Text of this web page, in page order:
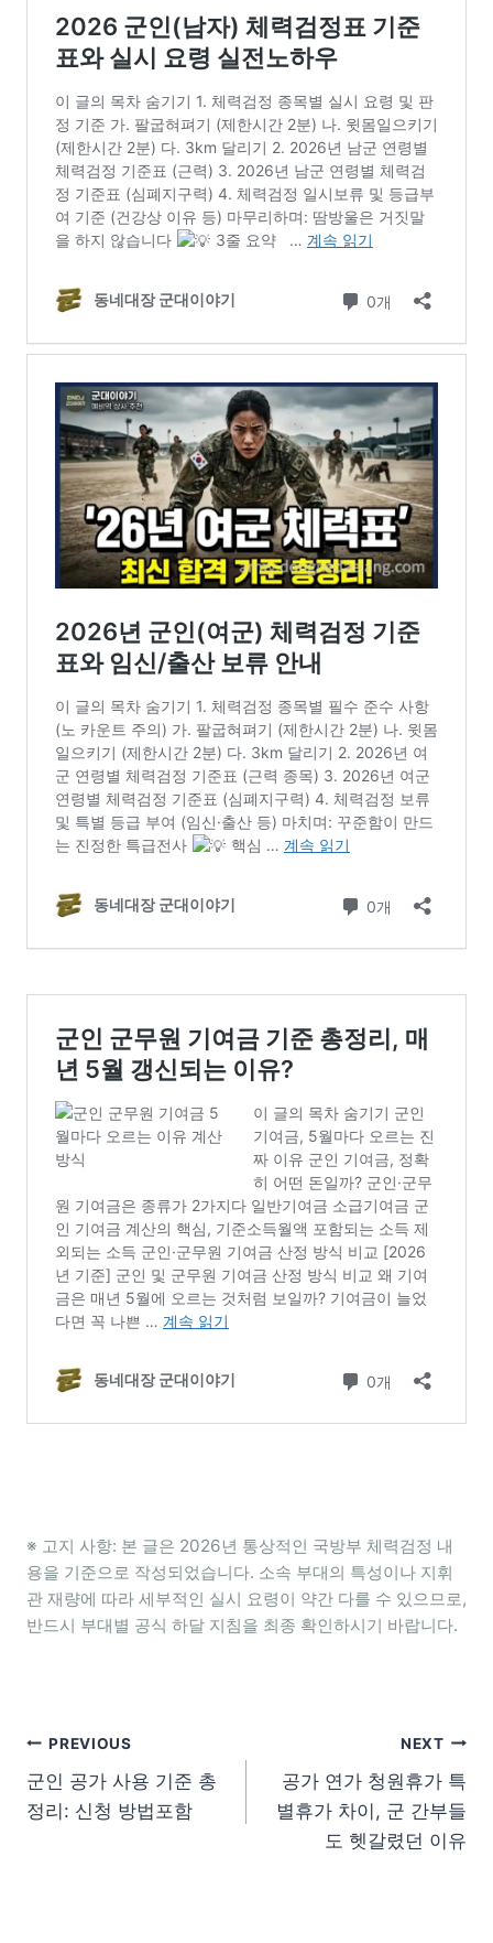
※ 고지 사항: 본 글은 2026년 통상적인 국방부 체력검정 내
용을 기준으로 작성되었습니다. 소속 부대의 특성이나 지휘
관 재량에 따라 세부적인 실시 요령이 약간 다를 수 있으므로,
반드시 부대별 공식 하달 지침을 최종 확인하시기 바랍니다.
글 탐색
PREVIOUS
군인 공가 사용 기준 총
정리: 신청 방법포함
NEXT
공가 연가 청원휴가 특
별휴가 차이, 군 간부들
도 헷갈렸던 이유